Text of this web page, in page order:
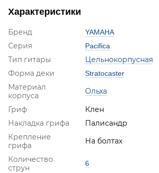
Характеристики
Бренд
YAMAHA
Серия
Pacifica
Тип гитары
Цельнокорпусная
Форма деки
Stratocaster
Материал
корпуса
Ольха
Гриф
Клен
Накладка грифа
Палисандр
Крепление
грифа
На болтах
Количество
струн
6